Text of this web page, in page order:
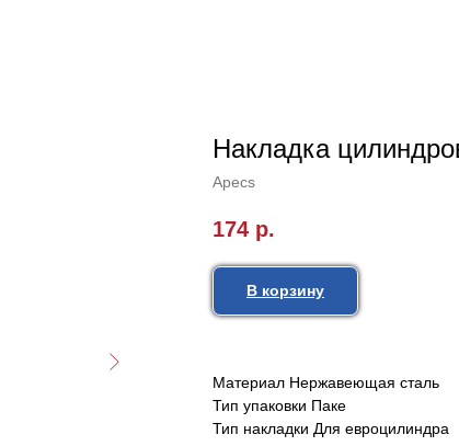
Накладка
Apecs
174 р.
В корзину
Материал Нержавеющая сталь
Тип упаковки Паке
Тип накладки Для евроцилиндра